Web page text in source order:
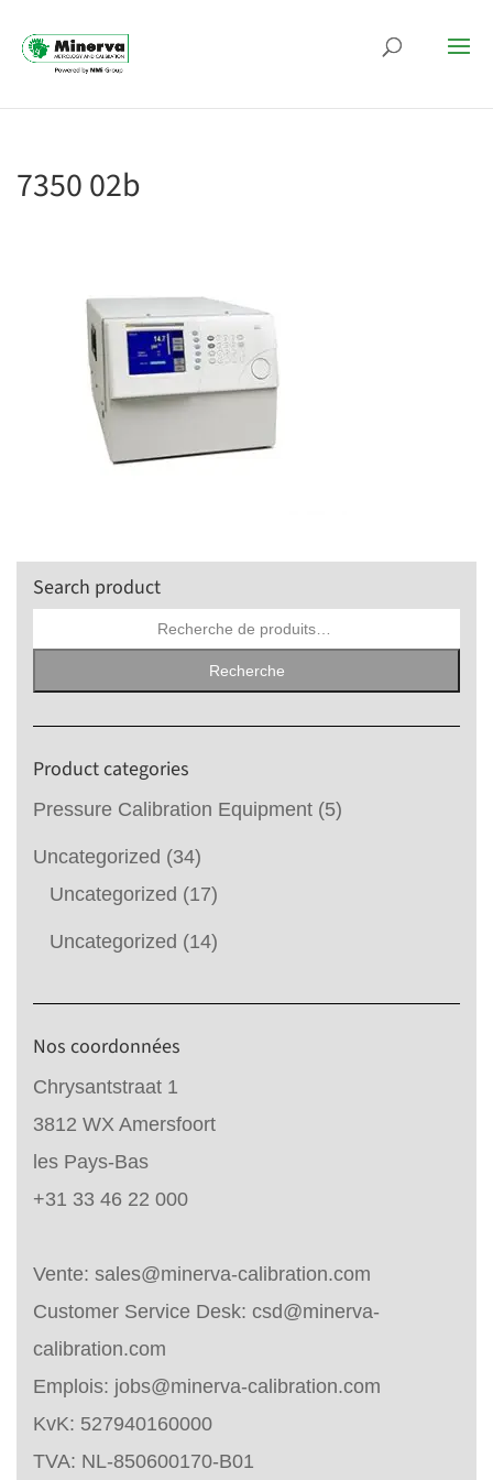
7350 02b
Search product
Recherche
Product categories
Pressure Calibration Equipment (5)
Uncategorized (34)
Uncategorized (17)
Uncategorized (14)
Nos coordonnées
Chrysantstraat 1
3812 WX Amersfoort
les Pays-Bas
+31 33 46 22 000
Vente: sales@minerva-calibration.com
Customer Service Desk: csd@minerva-
calibration.com
Emplois: jobs@minerva-calibration.com
KvK: 527940160000
TVA: NL-850600170-B01